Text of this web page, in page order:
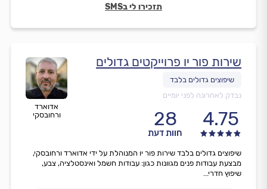
תזכירו לי בSMS
אדוארד
ורחובסקי
שירות פור יו פרוייקטים גדולים
נבדק לאחרונה לפני יומיים
4.75
28
חוות דעת
שיפוצים גדולים בלבד שירות פור יו המנוהלת על ידי אדוארד ורחובסקי,
מבצעת עבודות פנים מגוונות כגון: עבודות חשמל ואינסטלציה, צבע,
שיפוץ חדרי...